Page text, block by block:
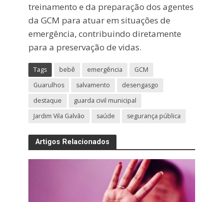
treinamento e da preparação dos agentes
da GCM para atuar em situações de
emergência, contribuindo diretamente
para a preservação de vidas.
Tags bebê emergência
GCM
Guarulhos
salvamento
desengasgo
destaque
guarda civil municipal
Jardim Vila Galvão
saúde segurança pública
Artigos Relacionados